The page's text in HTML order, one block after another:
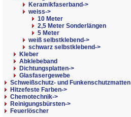
Keramikfaserband->
weiss->
10 Meter
2,5 Meter Sonderlängen
5 Meter
weiß selbstklebend->
schwarz selbstklebend->
Kleber
Abklebeband
Dichtungsplatten->
Glasfasergewebe
Schweißschutz- und Funkenschutzmatten
Hitzefeste Farben->
Chemotechnik->
Reinigungsbürsten->
Feuerlöscher